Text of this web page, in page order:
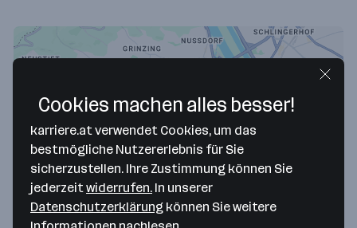
Cookies machen alles besser!
karriere.at verwendet Cookies, um das
bestmögliche Nutzererlebnis für Sie
sicherzustellen. Ihre Zustimmung können Sie
jederzeit widerrufen. In unserer
Datenschutzerklärung können Sie weitere